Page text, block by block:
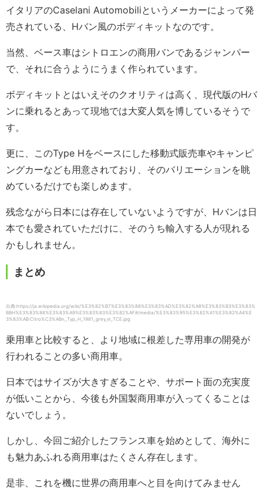
イタリアのCaselani Automobiliというメーカーによって発
売されている、Hバン風のボディキットなのです。
当然、ベース車はシトロエンの商用バンであるジャンパー
で、それに合うようにうまく作られています。
ボディキットとはいえそのクオリティは高く、現代版のHバ
ンに乗れるとあって現地では大変人気を博しているそうで
す。
更に、このType Hをベースにした移動式販売車やキャンピ
ングカーなども用意されており、そのバリエーションを眺
めているだけでも楽しめます。
残念ながら日本には存在していないようですが、Hバンは日
本でも愛されていただけに、そのうち輸入する人が現れる
かもしれません。
まとめ
出典:https://ja.wikipedia.org/wiki/%E3%82%B7%E3%83%88%E3%83%AD%E3%82%A8%E3%83%B3%E3%83%
BBH%E3%83%88%E3%83%A9%E3%83%83%E3%82%AF#/media/%E3%83%95%E3%82%A1%E3%82%A4%E
3%83%AB:Citro%C3%ABn_Typ_H_1981_grey_vl_TCE.jpg
乗用車と比較すると、より地域に根差した専用車の開発が
行われることの多い商用車。
日本ではサイズが大きすぎることや、サポート面の充実度
が低いことから、今後も外国製商用車が入ってくることは
ないでしょう。
しかし、今回ご紹介したフランス車を始めとして、海外に
も魅力あふれる商用車はたくさん存在します。
是非、これを機に世界の商用車へと目を向けてみません